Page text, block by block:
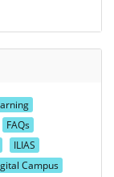
FAQs
ILIAS
Campus